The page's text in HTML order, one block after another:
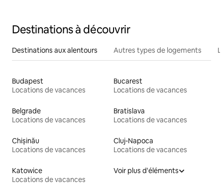
Destinations à découvrir
Destinations aux alentours Autres types de logements
Budapest
Locations de vacances
Bucarest
Locations de vacances
Belgrade
Locations de vacances
Bratislava
Locations de vacances
Chișinău
Locations de vacances
Cluj-Napoca
Locations de vacances
Katowice
Locations de vacances
Voir plus d'éléments